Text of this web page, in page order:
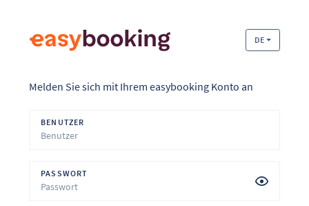
DE
Melden Sie sich mit Ihrem easybooking Konto an
BENUTZER
PASSWORT